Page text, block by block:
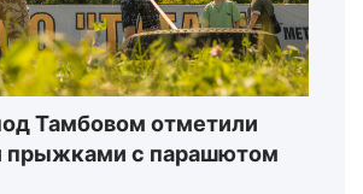
Тамбовом отметили
прыжками с парашютом